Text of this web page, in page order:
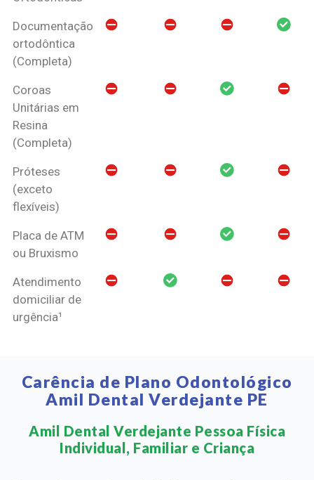
Documentação
ortodôntica
(Completa)
Coroas
Unitárias em
Resina
(Completa)
Próteses
(exceto
flexíveis)
Placa de ATM
ou Bruxismo
Atendimento
domiciliar de
urgência¹
Carência de Plano Odontológico
Amil Dental Verdejante PE
Amil Dental Verdejante Pessoa Física
Individual, Familiar e Criança​